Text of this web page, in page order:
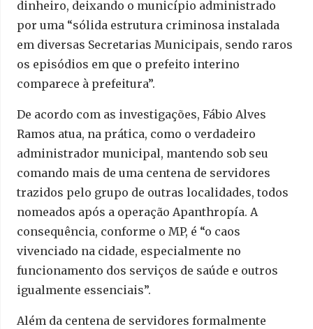
dinheiro, deixando o município administrado
por uma “sólida estrutura criminosa instalada
em diversas Secretarias Municipais, sendo raros
os episódios em que o prefeito interino
comparece à prefeitura”.
De acordo com as investigações, Fábio Alves
Ramos atua, na prática, como o verdadeiro
administrador municipal, mantendo sob seu
comando mais de uma centena de servidores
trazidos pelo grupo de outras localidades, todos
nomeados após a operação Apanthropía. A
consequência, conforme o MP, é “o caos
vivenciado na cidade, especialmente no
funcionamento dos serviços de saúde e outros
igualmente essenciais”.
Além da centena de servidores formalmente